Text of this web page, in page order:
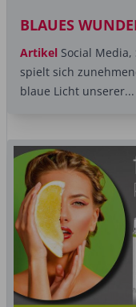
BLAUES
Artikel Social
spielt sich
blaue Licht unserer...